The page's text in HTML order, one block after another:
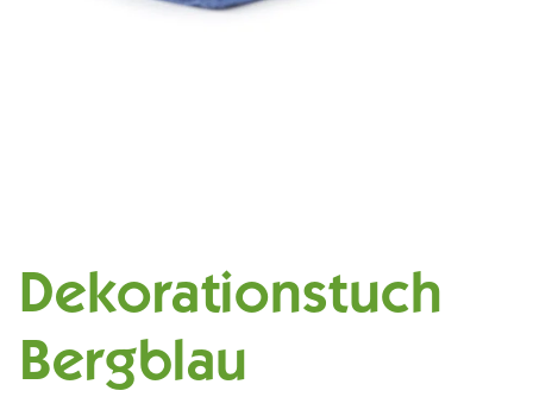
Dekorationstuch
Bergblau